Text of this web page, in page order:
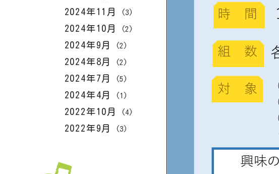
2024年11月 (3)
2024年10月 (2)
2024年9月 (2)
2024年8月 (2)
2024年7月 (5)
2024年4月 (1)
2022年10月 (4)
2022年9月 (3)